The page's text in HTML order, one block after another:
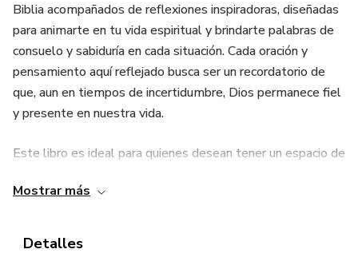
Biblia acompañados de reflexiones inspiradoras, diseñadas
para animarte en tu vida espiritual y brindarte palabras de
consuelo y sabiduría en cada situación. Cada oración y
pensamiento aquí reflejado busca ser un recordatorio de
que, aun en tiempos de incertidumbre, Dios permanece fiel
y presente en nuestra vida.
Este libro es ideal para quienes desean tener un espacio de
mensajes de fe en sus redes sociales o entre amigos y
palabra tiene el poder de transformar no solo tu vida, sino
Mostrar más
Detalles